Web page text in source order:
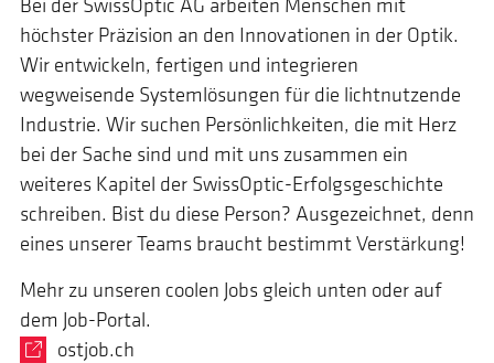
höchster Präzision an den Innovationen in der Optik.
Wir entwickeln, fertigen und integrieren
wegweisende Systemlösungen für die lichtnutzende
Industrie. Wir suchen Persönlichkeiten, die mit Herz
bei der Sache sind und mit uns zusammen ein
weiteres Kapitel der SwissOptic-Erfolgsgeschichte
schreiben. Bist du diese Person? Ausgezeichnet, denn
eines unserer Teams braucht bestimmt Verstärkung!
Mehr zu unseren coolen Jobs gleich unten oder auf
dem Job-Portal.
ostjob.ch